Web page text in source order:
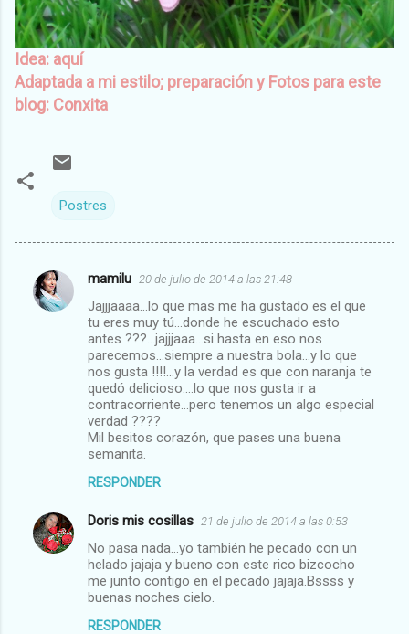
Idea: aquí
Adaptada a mi estilo; preparación y Fotos para este
blog: Conxita
Postres
C
o
o
s
mamilu 20 de julio de 2014 a las 21:48
Jajjjaaaa...lo que mas me ha gustado es el que
tu eres muy tú...donde he escuchado esto
antes ???...jajjjaaa...si hasta en eso nos
parecemos...siempre a nuestra bola...y lo que
nos gusta !!!!...y la verdad es que con naranja te
quedó delicioso....lo que nos gusta ir a
contracorriente...pero tenemos un algo especial
verdad ????
Mil besitos corazón, que pases una buena
semanita.
RESPONDER
Doris mis cosillas 21 de julio de 2014 a las 0:53
No pasa nada...yo también he pecado con un
helado jajaja y bueno con este rico bizcocho
me junto contigo en el pecado jajaja.Bssss y
buenas noches cielo.
RESPONDER